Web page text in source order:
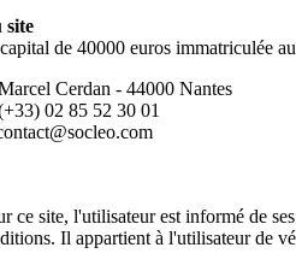
site
de 40000 euros immatriculée
Cerdan - 44000 Nantes
02 85 52 30 01
ce site, l'utilisateur est informé de
Il appartient à l'utilisateur de